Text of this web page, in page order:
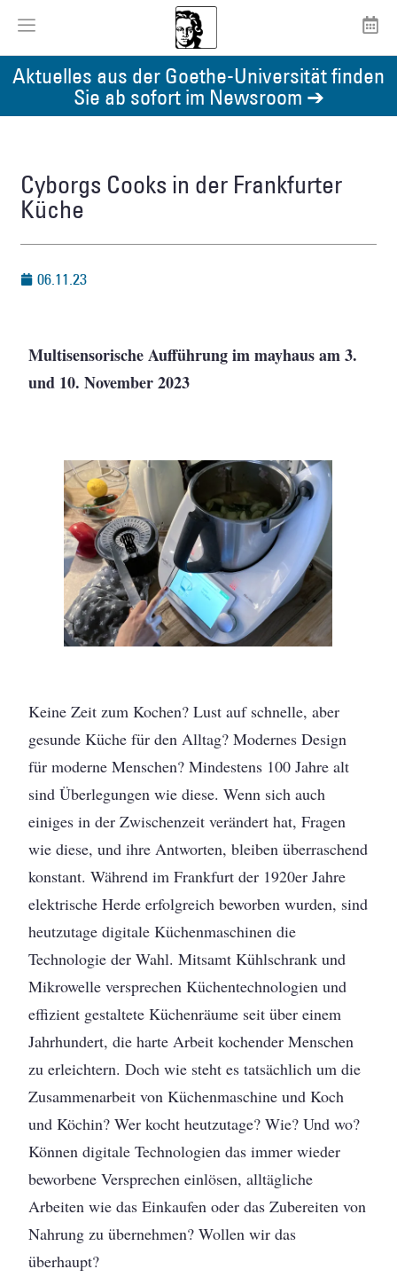
Aktuelles aus der Goethe-Universität finden
Sie ab sofort im Newsroom ➔
Cyborgs Cooks in der Frankfurter
Küche
06.11.23
Multisensorische Aufführung im mayhaus am 3.
und 10. November 2023
Keine Zeit zum Kochen? Lust auf schnelle, aber
gesunde Küche für den Alltag? Modernes Design
für moderne Menschen? Mindestens 100 Jahre alt
sind Überlegungen wie diese. Wenn sich auch
einiges in der Zwischenzeit verändert hat, Fragen
wie diese, und ihre Antworten, bleiben überraschend
konstant. Während im Frankfurt der 1920er Jahre
elektrische Herde erfolgreich beworben wurden, sind
heutzutage digitale Küchenmaschinen die
Technologie der Wahl. Mitsamt Kühlschrank und
Mikrowelle versprechen Küchentechnologien und
effizient gestaltete Küchenräume seit über einem
Jahrhundert, die harte Arbeit kochender Menschen
zu erleichtern. Doch wie steht es tatsächlich um die
Zusammenarbeit von Küchenmaschine und Koch
und Köchin? Wer kocht heutzutage? Wie? Und wo?
Können digitale Technologien das immer wieder
beworbene Versprechen einlösen, alltägliche
Arbeiten wie das Einkaufen oder das Zubereiten von
Nahrung zu übernehmen? Wollen wir das
überhaupt?